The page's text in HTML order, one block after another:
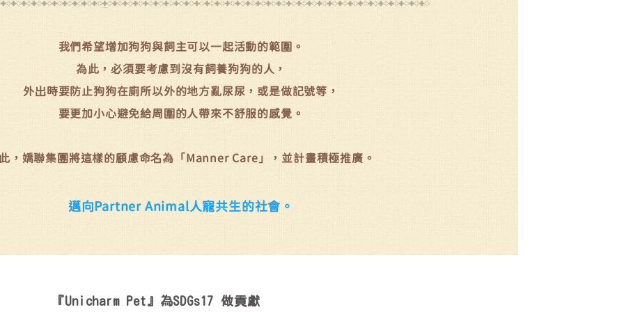
我們希望增加狗狗與飼主可以一起活動的範圍。
為此，必須要考慮到沒有飼養狗狗的人，
外出時要防止狗狗在廁所以外的地方亂尿尿，或是做記號等，
要更加小心避免給周圍的人帶來不舒服的感覺。
，嬌聯集團將這樣的顧慮命名為「Manner Care」，並計畫積極推廣。
邁向Partner Animal人寵共生的社會。
『Unicharm Pet』 為SDGs17 做貢獻